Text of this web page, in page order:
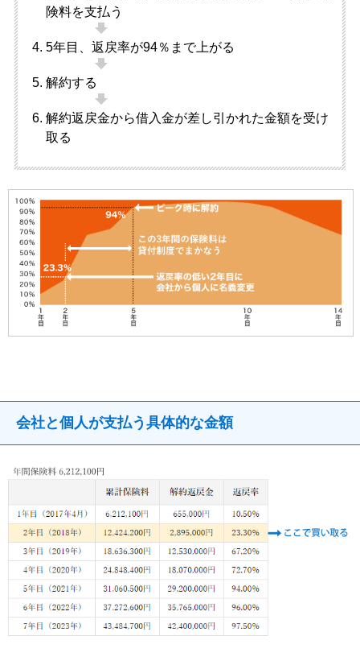
険料を支払う
5年目、返戻率が94％まで上がる
解約する
解約返戻金から借入金が差し引かれた金額を受け
取る
会社と個人が支払う具体的な金額